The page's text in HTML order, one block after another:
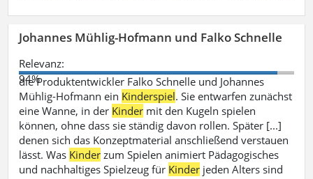
Johannes Mühlig-Hofmann und Falko Schnelle
Relevanz:
94%
die Produktentwickler Falko Schnelle und Johannes
Mühlig-Hofmann ein Kinderspiel. Sie entwarfen zunächst
eine Wanne, in der Kinder mit den Kugeln spielen
können, ohne dass sie ständig davon rollen. Später [...]
denen sich das Konzeptmaterial anschließend verstauen
lässt. Was Kinder zum Spielen animiert Pädagogisches
und nachhaltiges Spielzeug für Kinder jeden Alters sind